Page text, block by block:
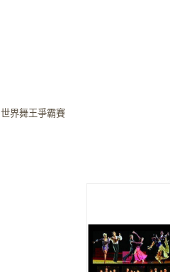
世界舞王爭霸賽